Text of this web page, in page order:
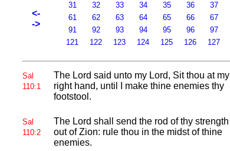
<-
->
31
32 33 34 35 36 37
61
62 63 64 65 66 67
91
92 93 94 95 96 97
121
122 123 124 125 126 127
Sal
110:1
The Lord said unto my Lord, Sit thou at my
right hand, until I make thine enemies thy
footstool.
Sal
110:2
The Lord shall send the rod of thy strength
out ofZion: rule thou in the midst of thine
enemies.